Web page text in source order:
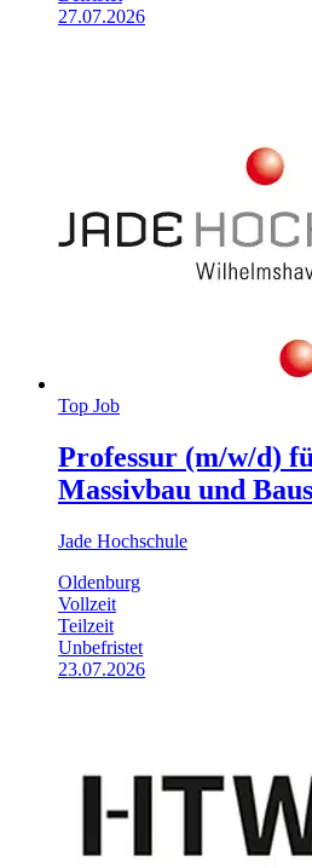
27.07.2026
Top Job
Professur (m/w/d)
Massivbau und
Jade Hochschule
Oldenburg
Vollzeit
Teilzeit
Unbefristet
23.07.2026